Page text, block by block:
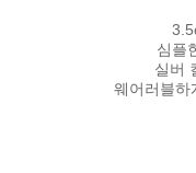
심플
실버
웨어러블하